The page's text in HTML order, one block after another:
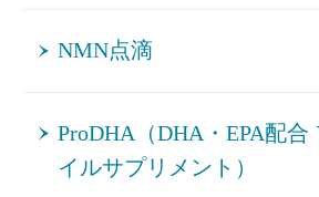
NMN点滴
ProDHA（DHA・EPA配合
イルサプリメント）